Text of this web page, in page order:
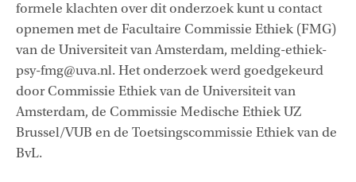
formele klachten over dit onderzoek kunt u contact
opnemen met de Facultaire Commissie Ethiek (FMG)
van de Universiteit van Amsterdam, melding-ethiek-
psy-fmg@uva.nl. Het onderzoek werd goedgekeurd
door Commissie Ethiek van de Universiteit van
Amsterdam, de Commissie Medische Ethiek UZ
Brussel/VUB en de Toetsingscommissie Ethiek van de
BvL.